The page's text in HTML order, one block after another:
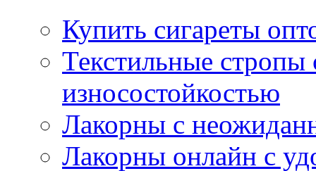
Купить сигареты
Текстильные
износостойкостью
Лакорны с
Лакорны онлайн с